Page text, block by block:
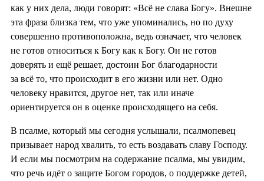
как у них дела, люди говорят: «Всё не слава Богу». Внешне
эта фраза близка тем, что уже упоминались, но по духу
совершенно противоположна, ведь означает, что человек
не готов относиться к Богу как к Богу. Он не готов
доверять и ещё решает, достоин Бог благодарности
за всё то, что происходит в его жизни или нет. Одно
человеку нравится, другое нет, так или иначе
ориентируется он в оценке происходящего на себя.
В псалме, который мы сегодня услышали, псалмопевец
призывает народ хвалить, то есть воздавать славу Господу.
И если мы посмотрим на содержание псалма, мы увидим,
что речь идёт о защите Богом городов, о поддержке детей,